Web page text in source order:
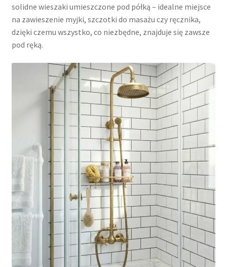
solidne wieszaki umieszczone pod półką – idealne miejsce
na zawieszenie myjki, szczotki do masażu czy ręcznika,
dzięki czemu wszystko, co niezbędne, znajduje się zawsze
pod ręką.